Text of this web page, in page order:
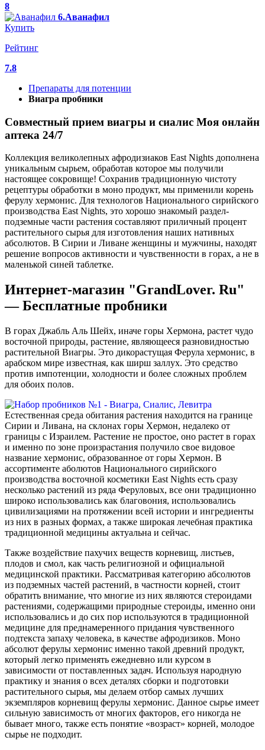
8
6.Аванафил
Купить
Рейтинг
7.8
Препараты для потенции
Виагра пробники
Совместный прием виагры и сиалис Моя онлайн
аптека 24/7
Коллекция великолепных афродизиаков East Nights дополнена
уникальным сырьем, обработав которое мы получили
настоящее сокровище! Сохранив традиционную чистоту
рецептуры обработки в моно продукт, мы применили корень
ферулу хермонис. Для технологов Национального сирийского
производства East Nights, это хорошо знакомый раздел-
подземные части растения составляют приличный процент
растительного сырья для изготовления наших нативных
абсолютов. В Сирии и Ливане женщины и мужчины, находят
решение вопросов активности и чувственности в горах, а не в
маленькой синей таблетке.
Интернет-магазин "GrandLover. Ru"
— Бесплатные пробники
В горах Джабль Аль Шейх, иначе горы Хермона, растет чудо
восточной природы, растение, являющееся разновидностью
растительной Виагры. Это дикорастущая Ферула хермонис, в
арабском мире известная, как ширш заллух. Это средство
против импотенции, холодности и более сложных проблем
для обоих полов.
Естественная среда обитания растения находится на границе
Сирии и Ливана, на склонах горы Хермон, недалеко от
границы с Израилем. Растение не простое, оно растет в горах
и именно по зоне произрастания получило свое видовое
название хермонис, образованное от горы Хермон. В
ассортименте аболютов Национального сирийского
производства восточной косметики East Nights есть сразу
несколько растений из ряда Феруловых, все они традиционно
широко использовались как благовония, использовались
цивилизациями на протяжении всей истории и ингредиенты
из них в разных формах, а также широкая лечебная практика
традиционной медицины актуальна и сейчас.
Также воздействие пахучих веществ корневищ, листьев,
плодов и смол, как часть религиозной и официальной
медицинской практики. Рассматривая категорию абсолютов
из подземных частей растений, в частности корней, стоит
обратить внимание, что многие из них являются стероидами
растениями, содержащими природные стероиды, именно они
использовались и до сих пор используются в традиционной
медицине для преднамеренного придания чувственного
подтекста запаху человека, в качестве афродизиков. Моно
абсолют ферулы хермонис именно такой древний продукт,
который легко применять ежедневно или курсом в
зависимости от поставленных задач. Используя народную
практику и знания о всех деталях сборки и подготовки
растительного сырья, мы делаем отбор самых лучших
экземпляров корневищ ферулы хермонис. Данное сырье имеет
сильную зависимость от многих факторов, его никогда не
бывает много, также есть понятие «возраст» корней, молодое
сырье не подходит.